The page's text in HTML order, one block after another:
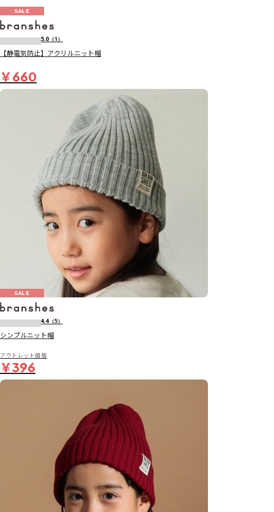
SALE
5.0 （1）
【静電気防止】アクリルニット帽
￥660
SALE
4.4 （5）
シンプルニット帽
アウトレット価格
￥396